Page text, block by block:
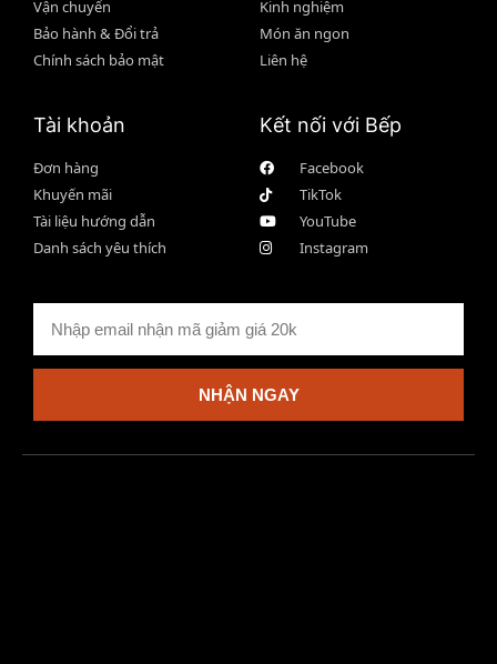
Vận chuyển
Bảo hành & Đổi trả
Chính sách bảo mật
Kinh nghiệm
Món ăn ngon
Liên hệ
Tài khoản
Đơn hàng
Khuyến mãi
Tài liệu hướng dẫn
Danh sách yêu thích
Kết nối với Bếp
Facebook
TikTok
YouTube
Instagram
NHẬN NGAY